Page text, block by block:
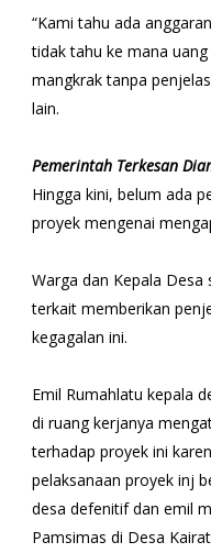
“Kami tahu ada
tidak tahu ke mana
mangkrak tanpa
lain.
Pemerintah Terkesan
Hingga kini, belum ada
proyek mengenai
Warga dan Kepala
terkait memberikan
kegagalan ini.
Emil Rumahlatu kepala
di ruang kerjanya
terhadap proyek ini
pelaksanaan proyek inj
desa defenitif dan emil
Pamsimas di Desa